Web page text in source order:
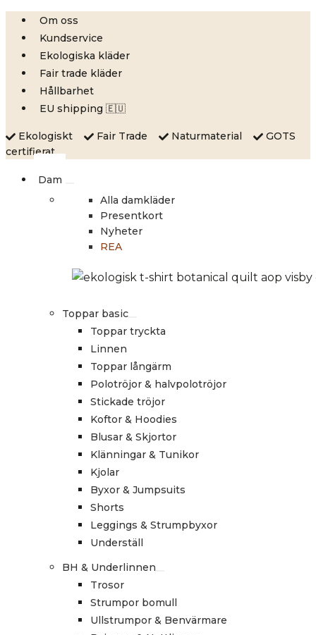
Skip
content
Om oss
Kundservice
Ekologiska kläder
Fair trade kläder
Hållbarhet
EU shipping 🇪🇺
Ekologiskt Fair Trade Naturmaterial
GOTS
certifierat
Dam
Alla damkläder
Presentkort
Nyheter
REA
Toppar basic
Toppar tryckta
Linnen
Toppar långärm
Polotröjor & halvpolotröjor
Stickade tröjor
Koftor & Hoodies
Blusar & Skjortor
Klänningar & Tunikor
Kjolar
Byxor & Jumpsuits
Shorts
Leggings & Strumpbyxor
Underställ
BH & Underlinnen
Trosor
Strumpor bomull
Ullstrumpor & Benvärmare